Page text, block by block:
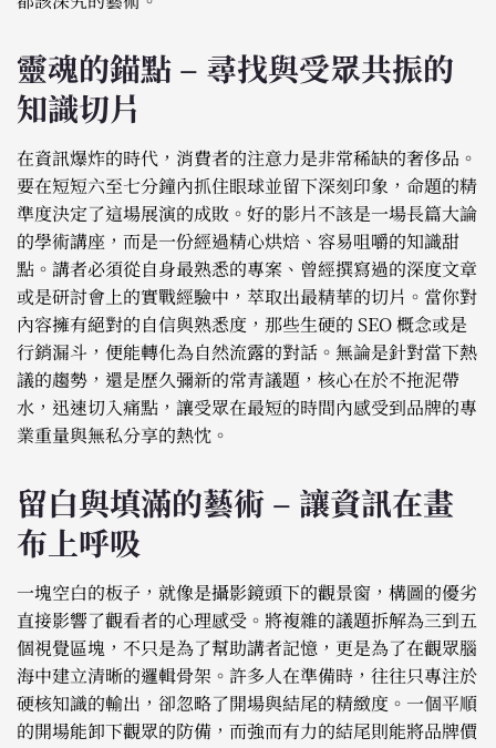
靈魂的錨點 – 尋找與受眾共振的
知識切片
在資訊爆炸的時代，消費者的注意力是非常稀缺的奢侈品。
要在短短六至七分鐘內抓住眼球並留下深刻印象，命題的精
準度決定了這場展演的成敗。好的影片不該是一場長篇大論
的學術講座，而是一份經過精心烘焙、容易咀嚼的知識甜
點。講者必須從自身最熟悉的專案、曾經撰寫過的深度文章
或是研討會上的實戰經驗中，萃取出最精華的切片。當你對
內容擁有絕對的自信與熟悉度，那些生硬的 SEO 概念或是
行銷漏斗，便能轉化為自然流露的對話。無論是針對當下熱
議的趨勢，還是歷久彌新的常青議題，核心在於不拖泥帶
水，迅速切入痛點，讓受眾在最短的時間內感受到品牌的專
業重量與無私分享的熱忱。
留白與填滿的藝術 – 讓資訊在畫
布上呼吸
一塊空白的板子，就像是攝影鏡頭下的觀景窗，構圖的優劣
直接影響了觀看者的心理感受。將複雜的議題拆解為三到五
個視覺區塊，不只是為了幫助講者記憶，更是為了在觀眾腦
海中建立清晰的邏輯骨架。許多人在準備時，往往只專注於
硬核知識的輸出，卻忽略了開場與結尾的精緻度。一個平順
的開場能卸下觀眾的防備，而強而有力的結尾則能將品牌價